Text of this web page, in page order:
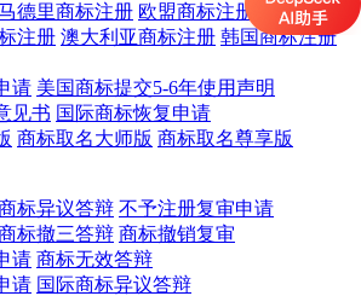
德里商标注册 欧盟商标注册
英国商标
注册 澳大利亚商标注册 韩国商标注册
请 美国商标提交5-6年使用声明
见书 国际商标恢复申请
商标取名大师版 商标取名尊享版
标异议答辩 不予注册复审申请
标撤三答辩 商标撤销复审
请 商标无效答辩
请 国际商标异议答辩